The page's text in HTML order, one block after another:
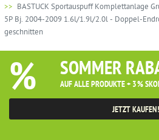
BASTUCK Sportauspuff Komplettanlage
5P Bj. 2004-2009 1.6l/1.9l/2.0l - Doppel-
geschnitten
% SOMMER
AUF ALLE PRODUKTE + 3%
JETZT KAUFEN!